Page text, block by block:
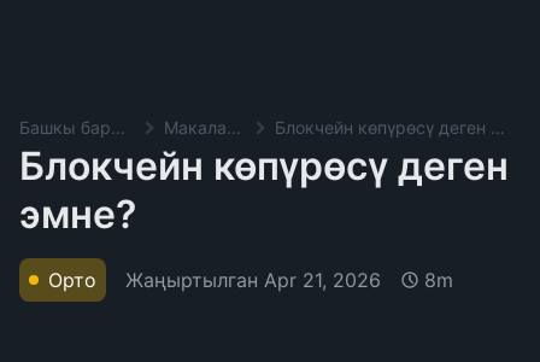
Башкы баракча Макалалар Блокчейн көпүрөсү деген эмне?
Блокчейн көпүрөсү деген
эмне?
Орто Жаңыртылган Apr 21, 2026 8m